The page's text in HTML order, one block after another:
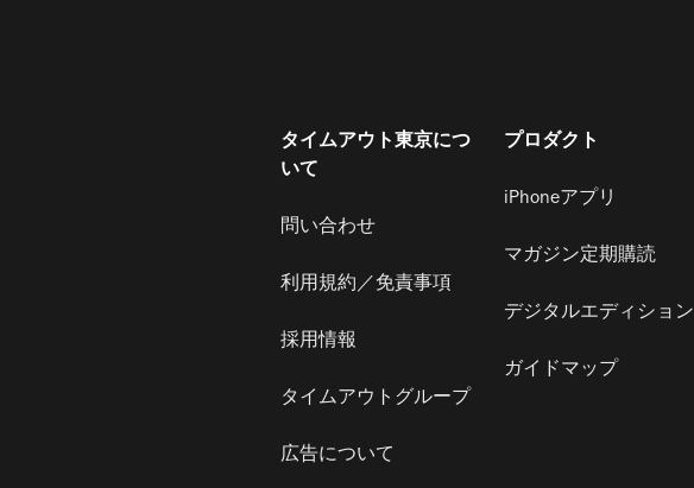
タイムアウト東京につ
いて
問い合わせ
利用規約／免責事項
採用情報
タイムアウトグループ
広告について
プロダクト
iPhoneアプリ
マガジン定期購読
デジタルエディション
ガイドマップ